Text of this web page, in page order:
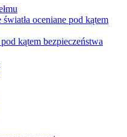
oceniane pod kątem
kątem bezpieczeństwa